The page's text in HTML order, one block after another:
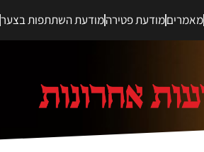
מאמריםמודעת פטירהמודעת השתתפות בצער